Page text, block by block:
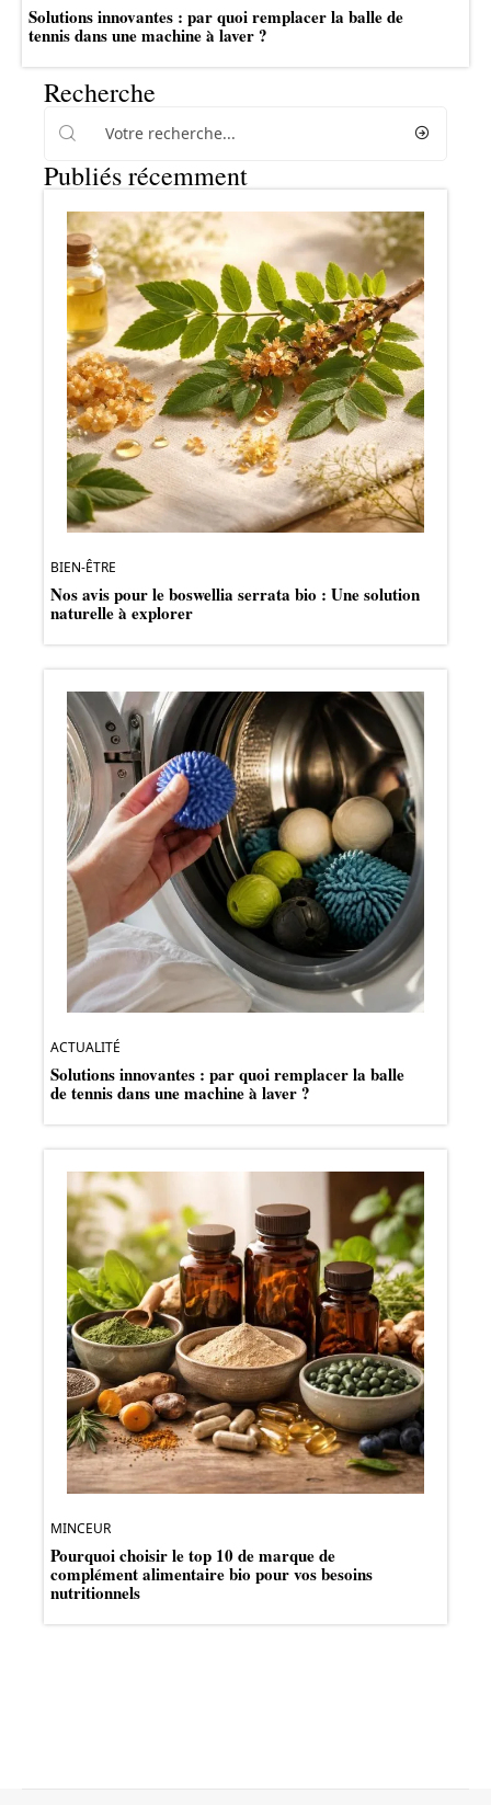
Solutions innovantes : par quoi remplacer la balle de
tennis dans une machine à laver ?
Recherche
Publiés récemment
BIEN-ÊTRE
Nos avis pour le boswellia serrata bio : Une solution
naturelle à explorer
ACTUALITÉ
Solutions innovantes : par quoi remplacer la balle
de tennis dans une machine à laver ?
MINCEUR
Pourquoi choisir le top 10 de marque de
complément alimentaire bio pour vos besoins
nutritionnels